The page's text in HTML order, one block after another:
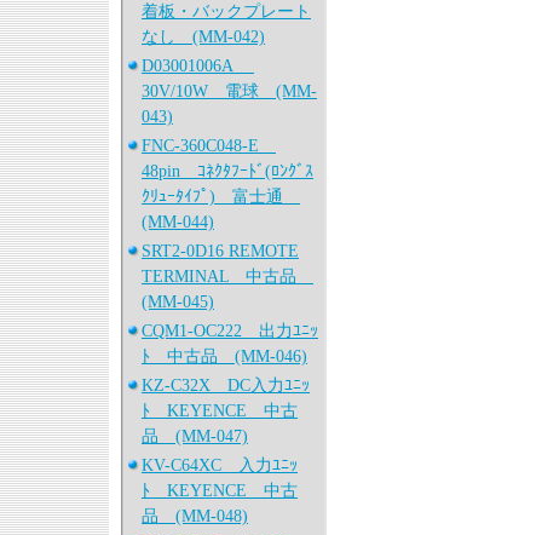
着板・バックプレート
なし (MM-042)
D03001006A
30V/10W 電球 (MM-
043)
FNC-360C048-E
48pin ｺﾈｸﾀﾌｰﾄﾞ(ﾛﾝｸﾞｽ
ｸﾘｭｰﾀｲﾌﾟ) 富士通
(MM-044)
SRT2-0D16 REMOTE
TERMINAL 中古品
(MM-045)
CQM1-OC222 出力ﾕﾆｯ
ﾄ 中古品 (MM-046)
KZ-C32X DC入力ﾕﾆｯ
ﾄ KEYENCE 中古
品 (MM-047)
KV-C64XC 入力ﾕﾆｯ
ﾄ KEYENCE 中古
品 (MM-048)